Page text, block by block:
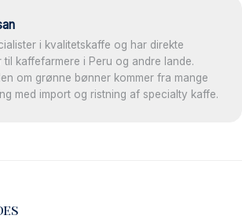
i kvalitetskaffe og har direkte
til kaffefarmere i Peru og andre lande.
om grønne bønner kommer fra mange
med import og ristning af specialty kaffe.